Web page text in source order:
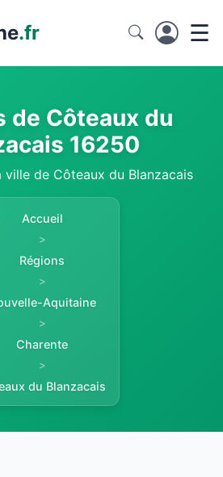
.fr ☰
de Côteaux du
16250
ville de Côteaux du Blanzacais
Accueil
>
Régions
>
Aquitaine
>
Charente
>
du Blanzacais